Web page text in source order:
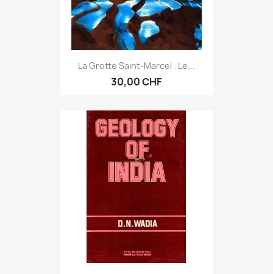
La Grotte Saint-Marcel : Le...
30,00 CHF